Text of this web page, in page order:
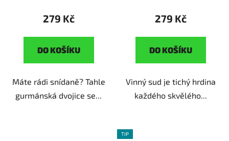
279 Kč
DO KOŠÍKU
Máte rádi snídaně? Tahle
gurmánská dvojice se...
279 Kč
DO KOŠÍKU
Vinný sud je tichý hrdina
každého skvělého...
TIP